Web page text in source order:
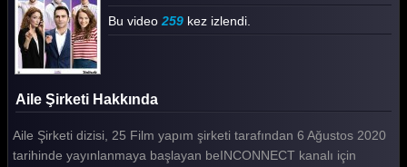
Bu video 259 kez izlendi.
Aile Şirketi Hakkında
Aile Şirketi dizisi, 25 Film yapım şirketi tarafından 6 Ağustos 2020
tarihinde yayınlanmaya başlayan beINCONNECT kanalı için